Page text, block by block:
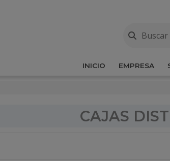
INICIO EMPRESA
CAJAS